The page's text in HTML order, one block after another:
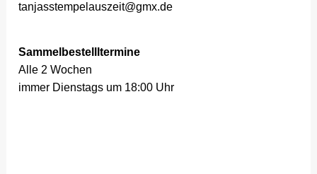
tanjasstempelauszeit@gmx.de
Sammelbestellltermine
Alle 2 Wochen
immer Dienstags um 18:00 Uhr